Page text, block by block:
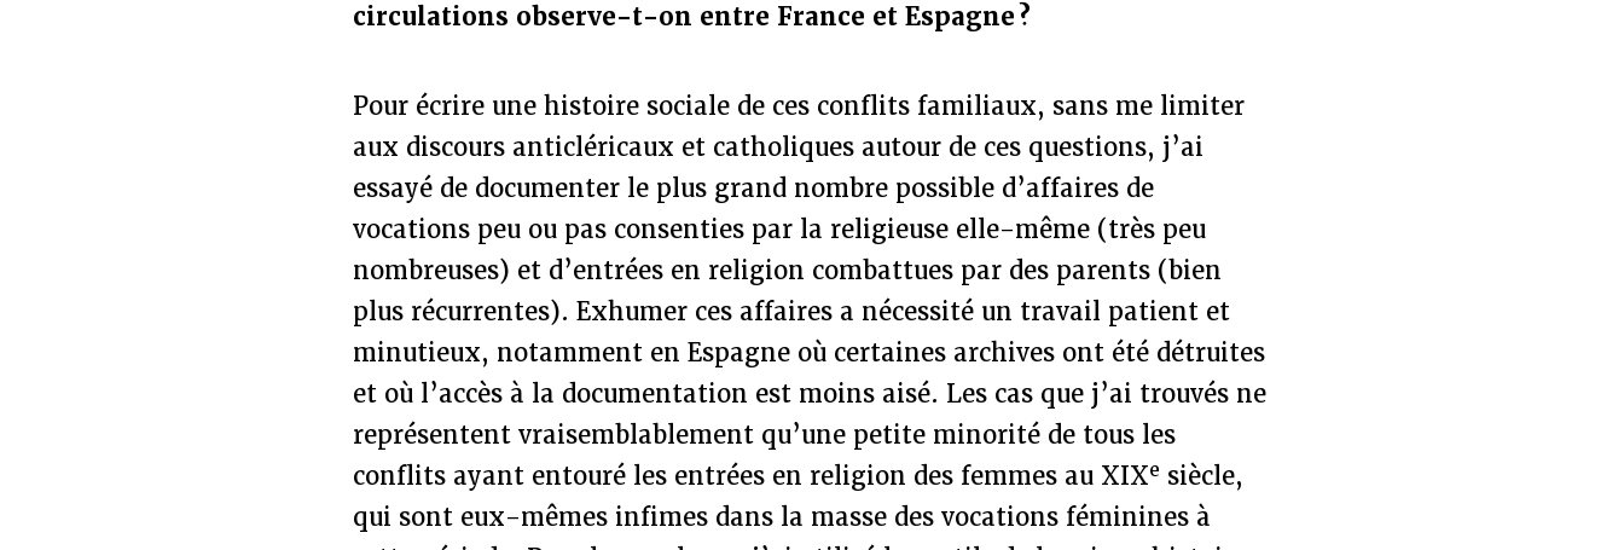
circulations observe-t-on entre France et Espagne ?
Pour écrire une histoire sociale de ces conflits familiaux, sans me limiter
aux discours anticléricaux et catholiques autour de ces questions, j’ai
essayé de documenter le plus grand nombre possible d’affaires de
vocations peu ou pas consenties par la religieuse elle-même (très peu
nombreuses) et d’entrées en religion combattues par des parents (bien
plus récurrentes). Exhumer ces affaires a nécessité un travail patient et
minutieux, notamment en Espagne où certaines archives ont été détruites
et où l’accès à la documentation est moins aisé. Les cas que j’ai trouvés ne
représentent vraisemblablement qu’une petite minorité de tous les
conflits ayant entouré les entrées en religion des femmes au XIXe siècle,
qui sont eux-mêmes infimes dans la masse des vocations féminines à